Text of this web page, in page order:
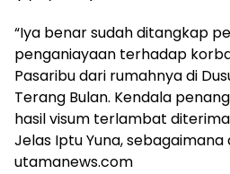
“Iya benar sudah ditangkap
penganiayaan terhadap
Pasaribu dari rumahnya di
Terang Bulan. Kendala
hasil visum terlambat diterima
Jelas Iptu Yuna, sebagaimana
utamanews.com